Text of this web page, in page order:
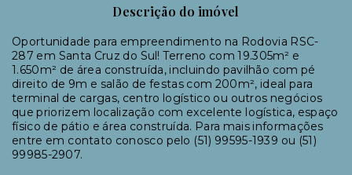
Descrição do imóvel
Oportunidade para empreendimento na Rodovia RSC-
287 em Santa Cruz do Sul! Terreno com 19.305m² e
1.650m² de área construída, incluindo pavilhão com pé
direito de 9m e salão de festas com 200m², ideal para
terminal de cargas, centro logístico ou outros negócios
que priorizem localização com excelente logística, espaço
físico de pátio e área construída. Para mais informações
entre em contato conosco pelo (51) 99595-1939 ou (51)
99985-2907.